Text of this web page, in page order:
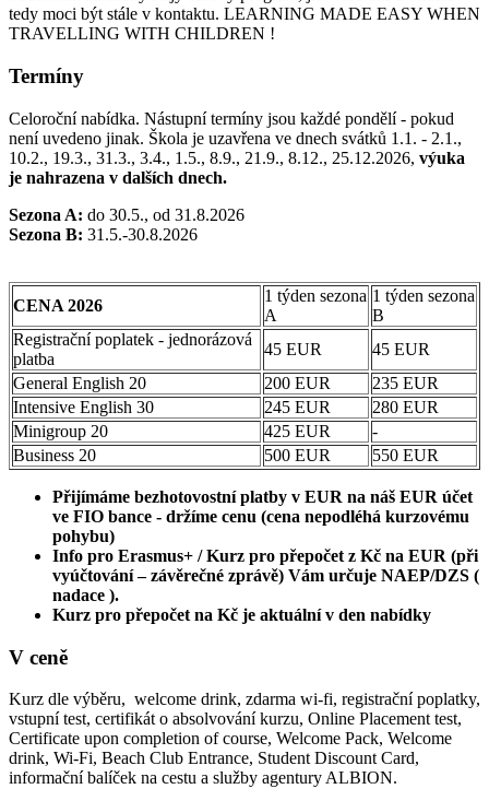
tedy moci být stále v kontaktu. LEARNING MADE EASY WHEN
TRAVELLING WITH CHILDREN !
Termíny
Celoroční nabídka. Nástupní termíny jsou každé pondělí - pokud
není uvedeno jinak. Škola je uzavřena ve dnech svátků 1.1. - 2.1.,
10.2., 19.3., 31.3., 3.4., 1.5., 8.9., 21.9., 8.12., 25.12.2026, výuka
je nahrazena v dalších dnech.
Sezona A: do 30.5., od 31.8.2026
Sezona B: 31.5.-30.8.2026
CENA 2026
1 týden sezona
A
1 týden sezona
B
Registrační poplatek - jednorázová
platba
45 EUR
45 EUR
General English 20
200 EUR
235 EUR
Intensive English 30
245 EUR
280 EUR
Minigroup 20
425 EUR
-
Business 20
500 EUR 550 EUR
Přijímáme bezhotovostní platby v EUR na náš EUR účet
ve FIO bance - držíme cenu (cena nepodléhá kurzovému
pohybu)
Info pro Erasmus+ / Kurz pro přepočet z Kč na EUR (při
vyúčtování – závěrečné zprávě) Vám určuje NAEP/DZS (
nadace ).
Kurz pro přepočet na Kč je aktuální v den nabídky
V ceně
Kurz dle výběru, welcome drink, zdarma wi-fi, registrační poplatky,
vstupní test, certifikát o absolvování kurzu, Online Placement test,
Certificate upon completion of course, Welcome Pack, Welcome
drink, Wi-Fi, Beach Club Entrance, Student Discount Card,
informační balíček na cestu a služby agentury ALBION.